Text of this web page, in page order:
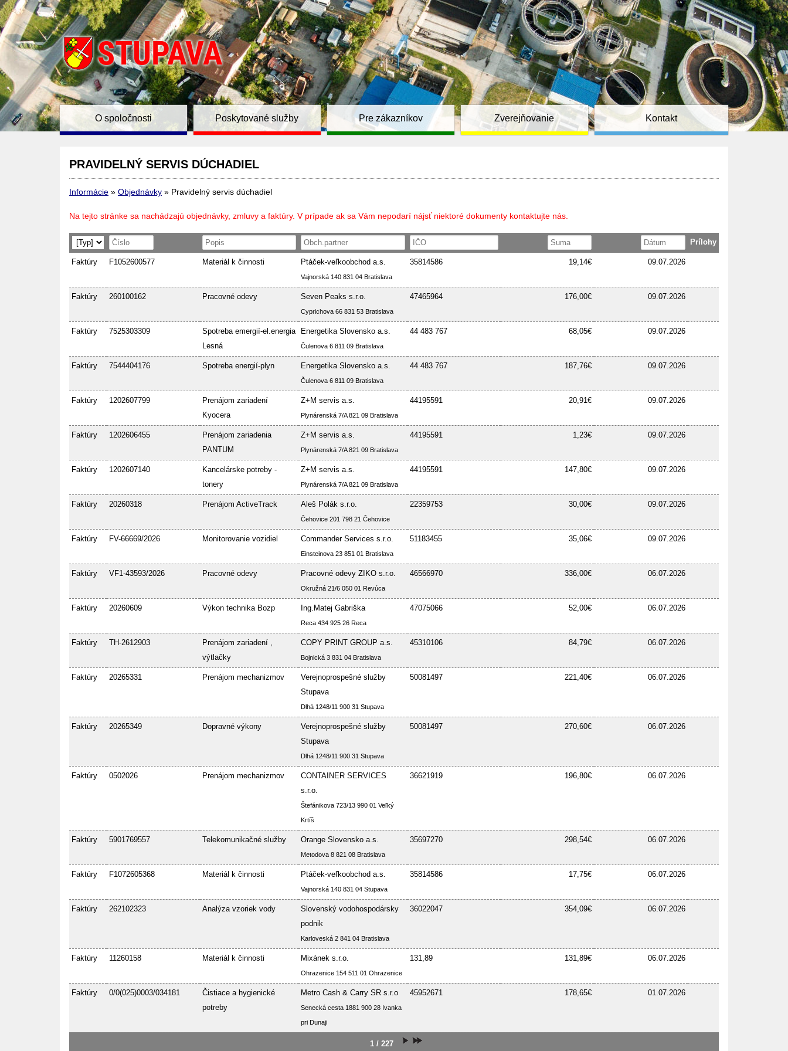
O spoločnosti Poskytované služby Pre zákazníkov Zverejňovanie Kontakt
PRAVIDELNÝ SERVIS DÚCHADIEL
Informácie » Objednávky » Pravidelný servis dúchadiel
Na tejto stránke sa nachádzajú objednávky, zmluvy a faktúry. V prípade ak sa Vám nepodarí nájsť niektoré dokumenty kontaktujte nás.
Prílohy
Faktúry F1052600577 Materiál k činnosti Ptáček-veľkoobchod a.s.
Vajnorská 140 831 04 Bratislava
35814586 19,14€ 09.07.2026
Faktúry 260100162 Pracovné odevy Seven Peaks s.r.o.
Cyprichova 66 831 53 Bratislava
47465964 176,00€ 09.07.2026
Faktúry 7525303309
Spotreba emergií-el.energia
Lesná
Energetika Slovensko a.s.
Čulenova 6 811 09 Bratislava
44 483 767 68,05€ 09.07.2026
Faktúry 7544404176 Spotreba energií-plyn Energetika Slovensko a.s.
Čulenova 6 811 09 Bratislava
44 483 767 187,76€ 09.07.2026
Faktúry 1202607799
Prenájom zariadení
Kyocera
Z+M servis a.s.
Plynárenská 7/A 821 09 Bratislava
44195591 20,91€ 09.07.2026
Faktúry 1202606455
Prenájom zariadenia
PANTUM
Z+M servis a.s.
Plynárenská 7/A 821 09 Bratislava
44195591 1,23€ 09.07.2026
Faktúry 1202607140
Kancelárske potreby -
tonery
Z+M servis a.s.
Plynárenská 7/A 821 09 Bratislava
44195591 147,80€ 09.07.2026
Faktúry 20260318 Prenájom ActiveTrack Aleš Polák s.r.o.
Čehovice 201 798 21 Čehovice
22359753 30,00€ 09.07.2026
Faktúry FV-66669/2026 Monitorovanie vozidiel Commander Services s.r.o.
Einsteinova 23 851 01 Bratislava
51183455 35,06€ 09.07.2026
Faktúry VF1-43593/2026 Pracovné odevy Pracovné odevy ZIKO s.r.o.
Okružná 21/6 050 01 Revúca
46566970 336,00€ 06.07.2026
Faktúry 20260609 Výkon technika Bozp Ing.Matej Gabriška
Reca 434 925 26 Reca
47075066 52,00€ 06.07.2026
Faktúry TH-2612903
Prenájom zariadení ,
výtlačky
COPY PRINT GROUP a.s.
Bojnická 3 831 04 Bratislava
45310106 84,79€ 06.07.2026
Faktúry 20265331 Prenájom mechanizmov
Verejnoprospešné služby
Stupava
Dlhá 1248/11 900 31 Stupava
50081497 221,40€ 06.07.2026
Faktúry 20265349 Dopravné výkony
Verejnoprospešné služby
Stupava
Dlhá 1248/11 900 31 Stupava
50081497 270,60€ 06.07.2026
Faktúry 0502026 Prenájom mechanizmov
CONTAINER SERVICES
s.r.o.
Štefánikova 723/13 990 01 Veľký
Krtíš
36621919 196,80€ 06.07.2026
Faktúry 5901769557 Telekomunikačné služby Orange Slovensko a.s.
Metodova 8 821 08 Bratislava
35697270 298,54€ 06.07.2026
Faktúry F1072605368 Materiál k činnosti Ptáček-veľkoobchod a.s.
Vajnorská 140 831 04 Stupava
35814586 17,75€ 06.07.2026
Faktúry 262102323 Analýza vzoriek vody
Slovenský vodohospodársky
podnik
Karloveská 2 841 04 Bratislava
36022047 354,09€ 06.07.2026
Faktúry 11260158 Materiál k činnosti Mixánek s.r.o.
Ohrazenice 154 511 01 Ohrazenice
131,89 131,89€ 06.07.2026
Faktúry 0/0(025)0003/034181
Čistiace a hygienické
potreby
Metro Cash & Carry SR s.r.o
Senecká cesta 1881 900 28 Ivanka
pri Dunaji
45952671 178,65€ 01.07.2026
1 / 227